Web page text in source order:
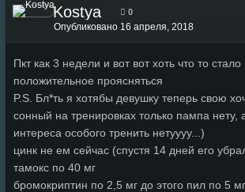
Kostya 0
Опубликовано 16 апреля, 2018
Пкт как 3 недели и вот вот хоть что то
положительное проясняться
P.S. Бл*ть я хотябы девушку теперь свою
сонный на тренировках только пампа нету,
интереса особого тренить нетуууу...)
цинк не ем сейчас (спустя 14 дней его
тамокс по 40 мг
бромокриптин по 2,5 мг до этого пил по 5 мг.